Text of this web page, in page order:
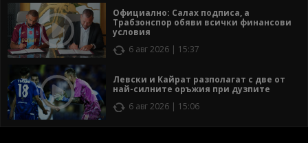
Официално: Салах подписа, а
Трабзонспор обяви всички финансови
условия
6 авг 2026 | 15:37
Левски и Кайрат разполагат с две от
най-силните оръжия при дузпите
6 авг 2026 | 15:06